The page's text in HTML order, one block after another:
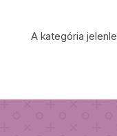
A kategória